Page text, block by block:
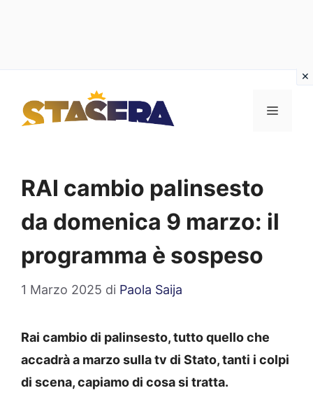
contenuto
MENU
RAI cambio palinsesto
da domenica 9 marzo: il
programma è sospeso
1 Marzo 2025 di Paola Saija
Rai cambio di palinsesto, tutto quello che
accadrà a marzo sulla tv di Stato, tanti i colpi
di scena, capiamo di cosa si tratta.